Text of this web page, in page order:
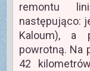
remontu
następująco:
Kaloum), a
powrotną. Na
42